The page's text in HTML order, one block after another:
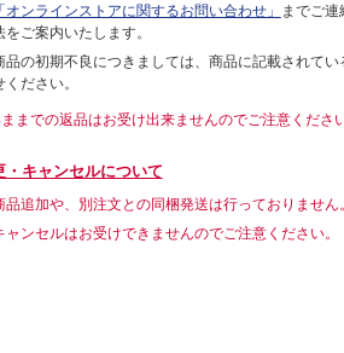
オンラインストアに関するお問い合わせ」 までご
ご案内いたします。
品の初期不良につきましては、商品に記載されて
ださい。
までの返品はお受け出来ませんのでご注意ください
キャンセルについて
追加や、別注文との同梱発送は行っておりません。
ンセルはお受けできませんのでご注意ください。